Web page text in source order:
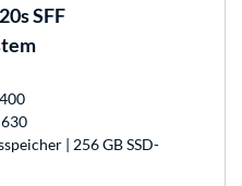
SFF
| 256 GB SSD-